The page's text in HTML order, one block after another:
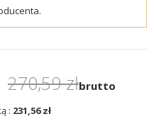
270,59 złbrutto
: 231,56 zł